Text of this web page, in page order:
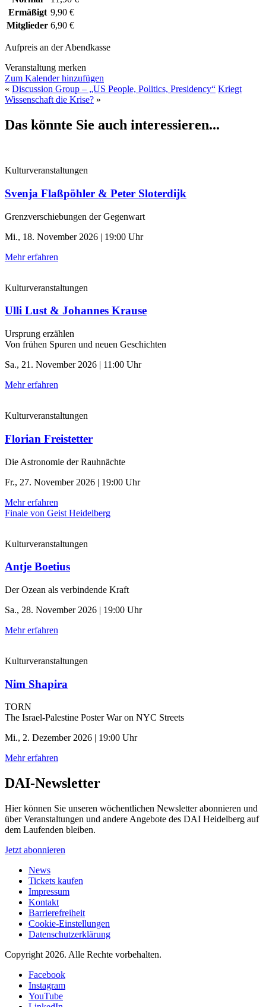
Ermäßigt 9,90 €
Mitglieder 6,90 €
Aufpreis an der Abendkasse
Veranstaltung merken
Zum Kalender hinzufügen
« Discussion Group – „US People, Politics, Presidency“ Kriegt
Wissenschaft die Krise? »
Das könnte Sie auch interessieren...
Kulturveranstaltungen
Svenja Flaßpöhler & Peter Sloterdijk
Grenzverschiebungen der Gegenwart
Mi., 18. November 2026 | 19:00 Uhr
Mehr erfahren
Kulturveranstaltungen
Ulli Lust & Johannes Krause
Ursprung erzählen
Von frühen Spuren und neuen Geschichten
Sa., 21. November 2026 | 11:00 Uhr
Mehr erfahren
Kulturveranstaltungen
Florian Freistetter
Die Astronomie der ­Rauhnächte
Fr., 27. November 2026 | 19:00 Uhr
Mehr erfahren
Finale von Geist Heidelberg
Kulturveranstaltungen
Antje Boetius
Der Ozean als verbindende Kraft
Sa., 28. November 2026 | 19:00 Uhr
Mehr erfahren
Kulturveranstaltungen
Nim Shapira
TORN
The Israel-Palestine Poster War on NYC Streets
Mi., 2. Dezember 2026 | 19:00 Uhr
Mehr erfahren
DAI-Newsletter
Hier können Sie unseren wöchentlichen Newsletter abonnieren und
über Veranstaltungen und andere Angebote des DAI Heidelberg auf
dem Laufenden bleiben.
Jetzt abonnieren
News
Tickets kaufen
Impressum
Kontakt
Barrierefreiheit
Cookie-Einstellungen
Datenschutzerklärung
Copyright 2026. Alle Rechte vorbehalten.
Facebook
Instagram
YouTube